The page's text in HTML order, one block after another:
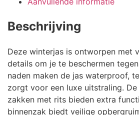
Beschrijving
Deze winterjas is ontworpen met
details om je te beschermen
naden maken de jas waterproof,
zorgt voor een luxe uitstraling.
zakken met rits bieden extra
binnenzak biedt veilige